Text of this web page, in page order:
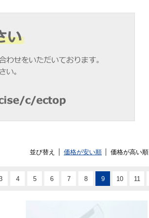
並び替え 価格が安い順 価格が高い順
4 5 6 7 8 9 10 11